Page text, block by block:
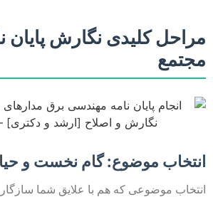
مراحل کلیدی نگارش پایان
مجتمع
انتخاب موضوع: گام نخست و
انتخاب موضوعی که هم با علایق شما